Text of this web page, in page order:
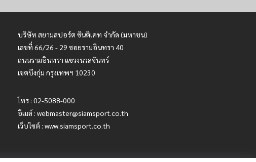
บริษัท สยามสปอร์ต ซินติเคท จำกัด (มหาชน)
เลขที่ 66/26 - 29 ซอยรามอินทรา 40
ถนนรามอินทรา แขวงนวลจันทร์
เขตบึงกุ่ม กรุงเทพฯ 10230
โทร : 02-5088-000
อีเมล์ : webmaster@siamsport.co.th
เว็บไซต์ : www.siamsport.co.th